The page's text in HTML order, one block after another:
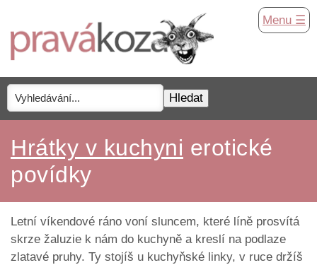
Menu ☰
Hrátky v kuchyni erotické
povídky
Letní víkendové ráno voní sluncem, které líně prosvítá
skrze žaluzie k nám do kuchyně a kreslí na podlaze
zlatavé pruhy. Ty stojíš u kuchyňské linky, v ruce držíš